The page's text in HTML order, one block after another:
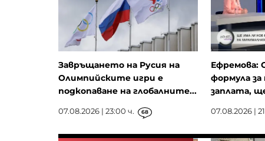
Завръщането на Русия на
Олимпийските игри е
подкопаване на глобалните...
07.08.2026 | 23:00 ч. 68
Ефремова:
формула
заплата,
07.08.2026 |